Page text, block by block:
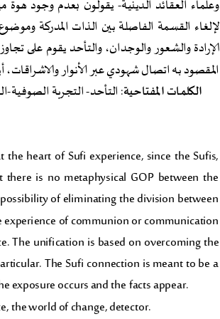
وض
وم
و ةك
ردلما ت
اذل
ا نيب
ةل
ص
افل
ا ةمس
قل
ا ءاغل
لإ
زواجت
ى
ل
ع موقي
دحأت
ل
او ،نادجول
او روعش
ل
اوةدارالإ
المقصود به اتصال شهودي عبر الأنوار
الكلمات المفتاحية : التأحد-التجربة الصوفية-
heart  of  Sufi  experience,  since  the  Sufis,
is  no  metaphysical  GOP  between  the
of eliminating the division between
of communion or communication
The  unification  is  based  on  overcoming  the
The Sufi connection is meant to be a
exposure occurs and the facts appear.
the world of change, detector.